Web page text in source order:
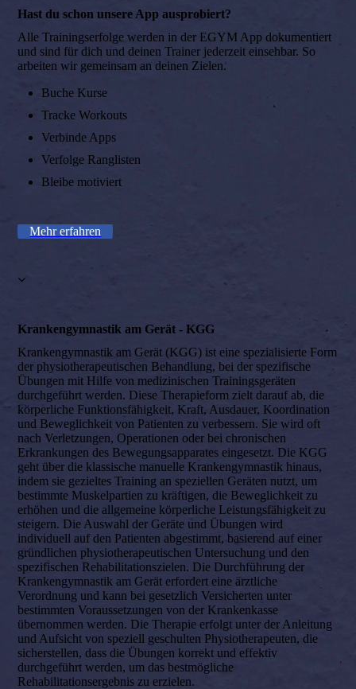
Hast du schon unsere App ausprobiert?
Alle Trainingserfolge werden in der EGYM App dokumentiert
und sind für dich und deinen Trainer jederzeit einsehbar. So
arbeiten wir gemeinsam an deinen Zielen.
Buche Kurse
Tracke Workouts
Verbinde Apps
Verfolge Ranglisten
Bleibe motiviert
Mehr erfahren
Krankengymnastik am Gerät - KGG
Krankengymnastik am Gerät (KGG) ist eine spezialisierte Form
der physiotherapeutischen Behandlung, bei der spezifische
Übungen mit Hilfe von medizinischen Trainingsgeräten
durchgeführt werden. Diese Therapieform zielt darauf ab, die
körperliche Funktionsfähigkeit, Kraft, Ausdauer, Koordination
und Beweglichkeit von Patienten zu verbessern. Sie wird oft
nach Verletzungen, Operationen oder bei chronischen
Erkrankungen des Bewegungsapparates eingesetzt. Die KGG
geht über die klassische manuelle Krankengymnastik hinaus,
indem sie gezieltes Training an speziellen Geräten nutzt, um
bestimmte Muskelpartien zu kräftigen, die Beweglichkeit zu
erhöhen und die allgemeine körperliche Leistungsfähigkeit zu
steigern. Die Auswahl der Geräte und Übungen wird
individuell auf den Patienten abgestimmt, basierend auf einer
gründlichen physiotherapeutischen Untersuchung und den
spezifischen Rehabilitationszielen. Die Durchführung der
Krankengymnastik am Gerät erfordert eine ärztliche
Verordnung und kann bei gesetzlich Versicherten unter
bestimmten Voraussetzungen von der Krankenkasse
übernommen werden. Die Therapie erfolgt unter der Anleitung
und Aufsicht von speziell geschulten Physiotherapeuten, die
sicherstellen, dass die Übungen korrekt und effektiv
durchgeführt werden, um das bestmögliche
Rehabilitationsergebnis zu erzielen.